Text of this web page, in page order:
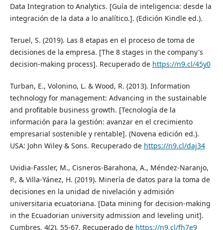
Data Integration to Analytics. [Guía de inteligencia: desde la
integración de la data a lo analítico.]. (Edición Kindle ed.).
Teruel, S. (2019). Las 8 etapas en el proceso de toma de
decisiones de la empresa. [The 8 stages in the company's
decision-making process]. Recuperado de https://n9.cl/45y0
Turban, E., Volonino, L. & Wood, R. (2013). Information
technology for management: Advancing in the sustainable
and profitable business growth. [Tecnología de la
información para la gestión: avanzar en el crecimiento
empresarial sostenible y rentable]. (Novena edición ed.).
USA: John Wiley & Sons. Recuperado de https://n9.cl/daj34
Uvidia-Fassler, M., Cisneros-Barahona, A., Méndez-Naranjo,
P., & Villa-Yánez, H. (2019). Minería de datos para la toma de
decisiones en la unidad de nivelación y admisión
universitaria ecuatoriana. [Data mining for decision-making
in the Ecuadorian university admission and leveling unit].
Cumbres, 4(2), 55-67. Recuperado de https://n9.cl/fh7e9